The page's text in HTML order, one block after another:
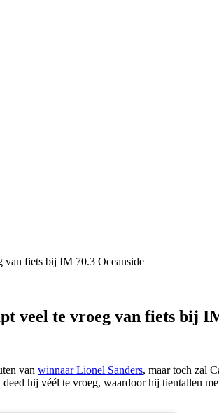
veel te vroeg van fiets bij
van winnaar Lionel Sanders, maar toch zal
hij véél te vroeg, waardoor hij tientallen